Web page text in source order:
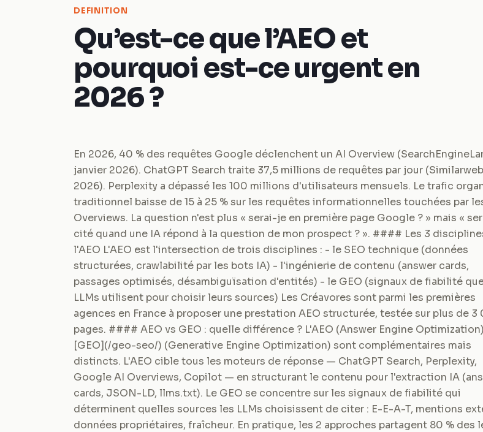
DEFINITION
Qu’est-ce que l’AEO et
pourquoi est-ce urgent en
2026 ?
En 2026, 40 % des requêtes Google déclenchent un AI Overview
janvier 2026). ChatGPT Search traite 37,5 millions de requêtes par jour (Similarweb
2026). Perplexity a dépassé les 100 millions d'utilisateurs mensuels. Le trafic
traditionnel baisse de 15 à 25 % sur les requêtes informationnelles touchées par
Overviews. La question n'est plus « serai-je en première page Google ? » mais «
cité quand une IA répond à la question de mon prospect ? ». #### Les 3
l'AEO L'AEO est l'intersection de trois disciplines : - le SEO technique (données
structurées, crawlabilité par les bots IA) - l'ingénierie de contenu (answer cards,
passages optimisés, désambiguïsation d'entités) - le GEO (signaux de fiabilité
LLMs utilisent pour choisir leurs sources) Les Créavores sont parmi les premières
agences en France à proposer une prestation AEO structurée, testée sur plus de 3
pages. #### AEO vs GEO : quelle différence ? L'AEO (Answer Engine
[GEO](/geo-seo/) (Generative Engine Optimization) sont complémentaires mais
distincts. L'AEO cible tous les moteurs de réponse — ChatGPT Search, Perplexity,
Google AI Overviews, Copilot — en structurant le contenu pour l'extraction IA
cards, JSON-LD, llms.txt). Le GEO se concentre sur les signaux de fiabilité qui
déterminent quelles sources les LLMs choisissent de citer : E-E-A-T, mentions
données propriétaires, fraîcheur. En pratique, les 2 approches partagent 80 % des